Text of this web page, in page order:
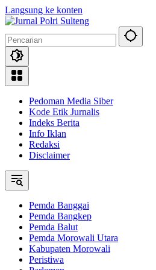
Langsung ke konten
Pedoman Media Siber
Kode Etik Jurnalis
Indeks Berita
Info Iklan
Redaksi
Disclaimer
Pemda Banggai
Pemda Bangkep
Pemda Balut
Pemda Morowali Utara
Kabupaten Morowali
Peristiwa